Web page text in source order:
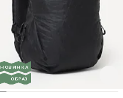
НОВИНКА
ОБРАЗ